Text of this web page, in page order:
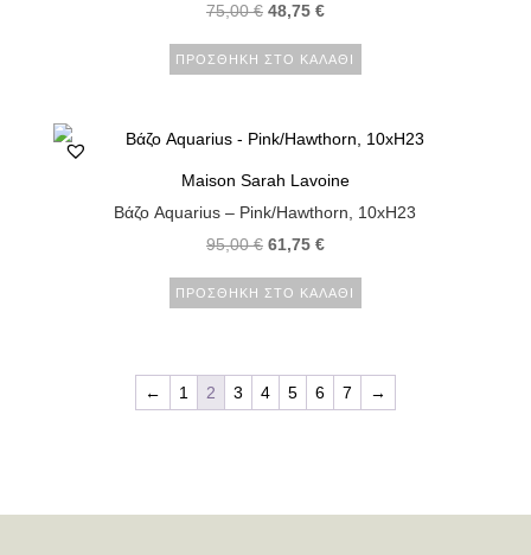
75,00€ 48,75 €
ΠΡΟΣΘΉΚΗ ΣΤΟ ΚΑΛΆΘΙ
Maison Sarah Lavoine
Βάζο Aquarius – Pink/Hawthorn, 10xH23
95,00€ 61,75 €
ΠΡΟΣΘΉΚΗ ΣΤΟ ΚΑΛΆΘΙ
← 1 2 3 4 5 6 7 →